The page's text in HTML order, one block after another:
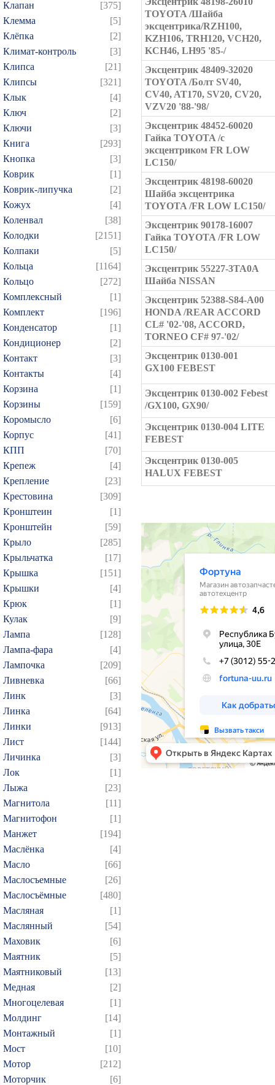
Клапан
[375]
Клемма
[5]
Клёпка
[2]
Климат-контроль
[3]
Клипса
[21]
Клипсы
[321]
Клык
[4]
Ключ
[2]
Ключи
[3]
Книга
[293]
Кнопка
[3]
Коврик
[1]
Коврик-липучка
[2]
Кожух
[4]
Коленвал
[38]
Колодки
[2151]
Колпаки
[5]
Кольца
[1164]
Кольцо
[272]
Комплексный
[1]
Комплект
[196]
Конденсатор
[1]
Кондиционер
[2]
Контакт
[3]
Контакты
[4]
Корзина
[1]
Корзины
[159]
Коромысло
[6]
Корпус
[41]
КПП
[70]
Крепеж
[4]
Крепление
[23]
Крестовина
[309]
Кронштеин
[1]
Кронштейн
[59]
Крыло
[285]
Крыльчатка
[17]
Крышка
[151]
Крышки
[4]
Крюк
[1]
Кулак
[9]
Лампа
[128]
Лампа-фара
[4]
Лампочка
[209]
Ливневка
[66]
Линк
[3]
Линка
[64]
Линки
[913]
Лист
[144]
Личинка
[3]
Лок
[1]
Лыжа
[23]
Магнитола
[11]
Магнитофон
[1]
Манжет
[194]
Маслёнка
[4]
Масло
[66]
Маслосъемные
[26]
Маслосъёмные
[480]
Масляная
[1]
Маслянный
[54]
Маховик
[6]
Маятник
[5]
Маятниковый
[13]
Медная
[2]
Многоцелевая
[1]
Молдинг
[14]
Монтажный
[1]
Мост
[10]
Мотор
[212]
Моторчик
[6]
TOYOTA /Шайба
эксцентрика/RZH100,
KZH106, TRH120, VCH20,
KCH46, LH95 '85-/
Эксцентрик 48409-32020
TOYOTA /Болт SV40,
CV40, AT170, SV20, CV20,
VZV20 '88-'98/
Эксцентрик 48452-60020
Гайка TOYOTA /с
эксцентриком FR LOW
LC150/
Эксцентрик 48198-60020
Шайба эксцентрика
TOYOTA /FR LOW LC150/
Эксцентрик 90178-16007
Гайка TOYOTA /FR LOW
LC150/
Эксцентрик 55227-3TA0A
Шайба NISSAN
Эксцентрик 52388-S84-A00
HONDA /REAR ACCORD
CL# '02-'08, ACCORD,
TORNEO CF# 97-'02/
Эксцентрик 0130-001
GX100 FEBEST
Эксцентрик 0130-002 Febest
/GX100, GX90/
Эксцентрик 0130-004 LITE
FEBEST
Эксцентрик 0130-005
HALUX FEBEST